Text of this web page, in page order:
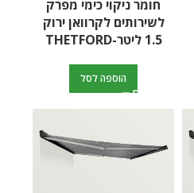
חומר ניקוי כימי מפרק
לשירותים לקרוואן ירוק
1.5 ליטר-THETFORD
הוספה לסל